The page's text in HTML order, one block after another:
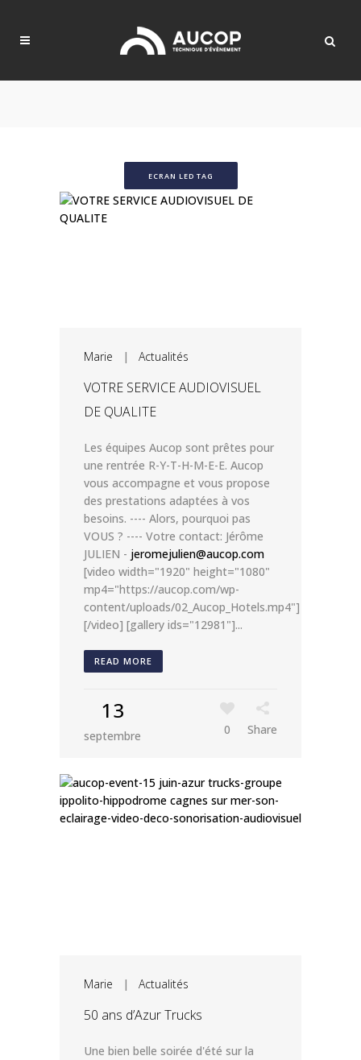
ECRAN LED TAG
Marie | Actualités
VOTRE SERVICE AUDIOVISUEL
DE QUALITE
Les équipes Aucop sont prêtes pour
une rentrée R-Y-T-H-M-E-E. Aucop
vous accompagne et vous propose
des prestations adaptées à vos
besoins. ---- Alors, pourquoi pas
VOUS ? ---- Votre contact: Jérôme
JULIEN - jeromejulien@aucop.com
[video width="1920" height="1080"
mp4="https://aucop.com/wp-
content/uploads/02_Aucop_Hotels.mp4"]
[/video] [gallery ids="12981"]...
READ MORE
13
septembre 0 Share
Marie | Actualités
50 ans d’Azur Trucks
Une bien belle soirée d'été sur la